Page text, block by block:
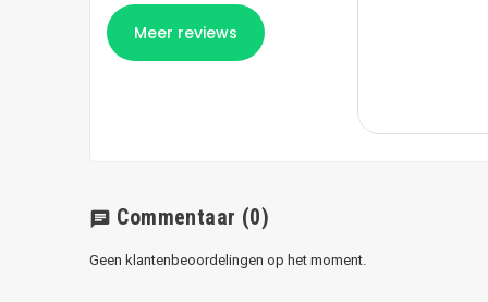
chat Commentaar (0)
Geen klantenbeoordelingen op het moment.